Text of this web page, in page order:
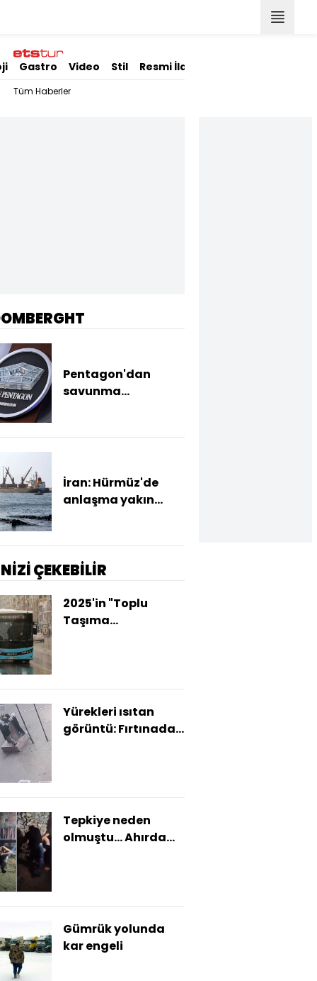
Gastro Video Stil Resmi İlanlar
Tüm Haberler
Pentagon'dan
savunma
için hızlanma talebi
İran: Hürmüz'de
anlaşma yakın
ÇEKEBİLİR
2025'in "Toplu
Taşıma
Yürekleri ısıtan
görüntü: Fırtınada
Tepkiye neden
olmuştu... Ahırda
Gümrük yolunda
kar engeli